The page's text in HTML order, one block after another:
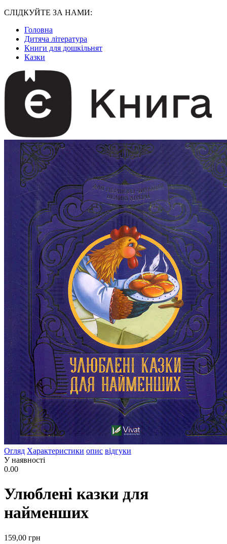
СЛІДКУЙТЕ ЗА НАМИ:
Головна
Дитяча література
Книги для дошкільнят
Казки
Огляд Характеристики опис відгуки
У наявності
0.00
Улюблені казки для
найменших
159,00 грн